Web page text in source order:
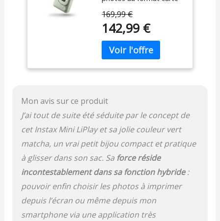
Emplacement pour
Carte Micro SD,
Chargement USB
Type-c, Film Vendu
séparément
possibilité
supplémentaire de
consulter et de modifier
les images avant
l'impression. Écran LCD
arrière de 2,7 pouces,
d'ajouter du son aux
images via des codes QR
Stockage d'images
interne et emplacement
pour carte SD Utilise
tous les mini films Instax
vendus séparément Une
multitude de cadres et
de filtres à ajouter avant
l'impression, ainsi que 3
paramètres favoris
169,99 €
142,99 €
Mon avis sur ce produit
J’ai tout de suite été séduite par le concept de
cet Instax Mini LiPlay et sa jolie couleur vert
matcha, un vrai petit bijou compact et pratique
à glisser dans son sac. Sa force réside
incontestablement dans sa fonction hybride:
pouvoir enfin choisir les photos à imprimer
depuis l’écran ou même depuis mon
smartphone via une application très